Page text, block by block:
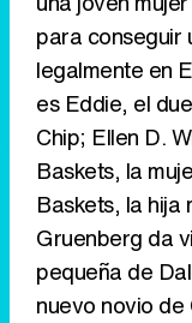
para conseguir
legalmente en
es Eddie, el
Chip; Ellen D.
Baskets, la
Baskets, la
Gruenberg da
pequeña de
nuevo novio de